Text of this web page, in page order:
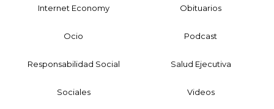
Internet Economy Obituarios
Ocio Podcast
Responsabilidad Social Salud Ejecutiva
Sociales Videos